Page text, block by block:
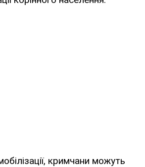
кримчани можуть